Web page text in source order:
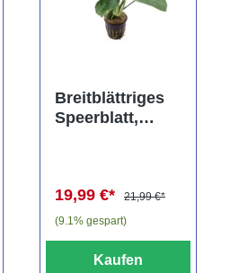
Breitblättriges
Speerblatt,
19,99 €*
21,99 €*
(9.1% gespart)
Kaufen